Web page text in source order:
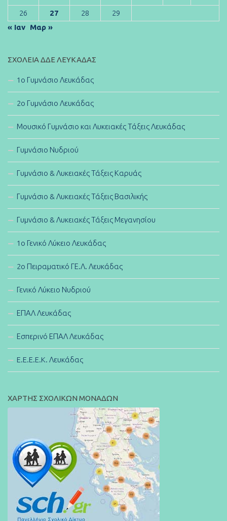
26
27 28
29
« Ιαν Μαρ »
ΣΧΟΛΕΊΑ ΔΔΕ ΛΕΥΚΆΔΑΣ
1ο Γυμνάσιο Λευκάδας
2ο Γυμνάσιο Λευκάδας
Μουσικό Γυμνάσιο και Λυκειακές Τάξεις Λευκάδας
Γυμνάσιο Νυδριού
Γυμνάσιο & Λυκειακές Τάξεις Καρυάς
Γυμνάσιο & Λυκειακές Τάξεις Βασιλικής
Γυμνάσιο & Λυκειακές Τάξεις Μεγανησίου
1ο Γενικό Λύκειο Λευκάδας
2ο Πειραματικό ΓΕ.Λ. Λευκάδας
Γενικό Λύκειο Νυδριού
ΕΠΑΛ Λευκάδας
Εσπερινό ΕΠΑΛ Λευκάδας
E.E.E.E.K. Λευκάδας
ΧΑΡΤΗΣ ΣΧΟΛΙΚΩΝ ΜΟΝΑΔΩΝ